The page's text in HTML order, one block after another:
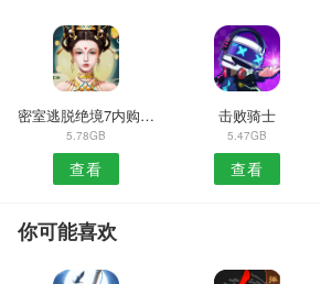
密室逃脱绝境7内购修改版
5.78GB
查看
击败骑士
5.47GB
查看
你可能喜欢